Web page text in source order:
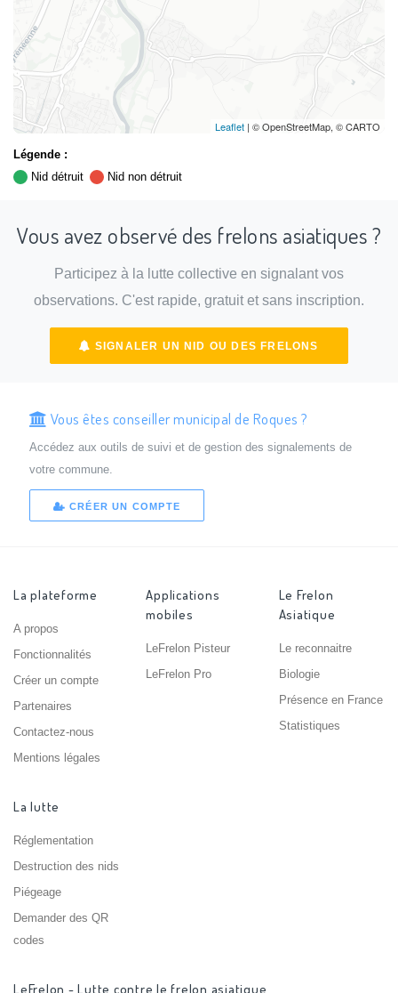
Leaflet | © OpenStreetMap, © CARTO
Légende :
Nid détruit
Nid non détruit
Vous avez observé des frelons asiatiques ?
Participez à la lutte collective en signalant vos
observations. C'est rapide, gratuit et sans inscription.
SIGNALER UN NID OU DES FRELONS
Vous êtes conseiller municipal de Roques ?
Accédez aux outils de suivi et de gestion des signalements de
votre commune.
CRÉER UN COMPTE
La plateforme
A propos
Fonctionnalités
Créer un compte
Partenaires
Contactez-nous
Mentions légales
Applications
mobiles
LeFrelon Pisteur
LeFrelon Pro
Le Frelon
Asiatique
Le reconnaitre
Biologie
Présence en France
Statistiques
La lutte
Réglementation
Destruction des nids
Piégeage
Demander des QR
codes
LeFrelon - Lutte contre le frelon asiatique